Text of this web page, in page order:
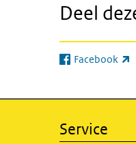
Deel
Facebook
(externe link)
Service